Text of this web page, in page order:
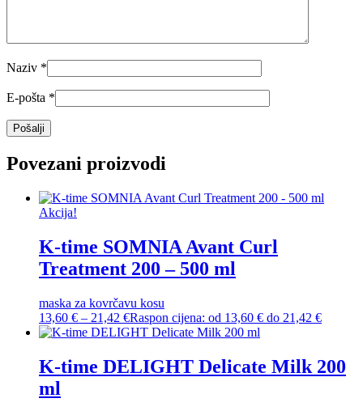
Naziv *
E-pošta *
Povezani proizvodi
Akcija!
K-time SOMNIA Avant Curl
Treatment 200 – 500 ml
maska za kovrčavu kosu
13,60 € – 21,42 €Raspon cijena: od 13,60 € do 21,42 €
K-time DELIGHT Delicate Milk 200
ml